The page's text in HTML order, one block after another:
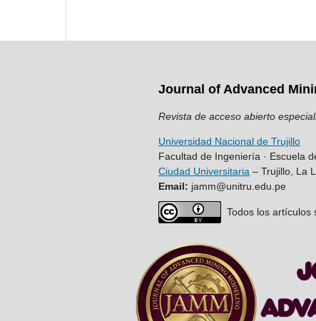
Journal of Advanced
Revista de acceso abierto
Universidad Nacional de Trujillo
Facultad de Ingeniería · Escuela
Ciudad Universitaria – Trujillo, La
Email: jamm@unitru.edu.pe
Todos los artículos